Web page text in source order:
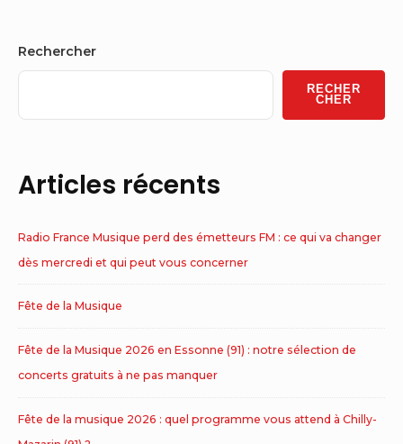
Sidebar
Widget
Area
Rechercher
RECHER
CHER
Articles récents
Radio France Musique perd des émetteurs FM : ce qui va changer
dès mercredi et qui peut vous concerner
Fête de la Musique
Fête de la Musique 2026 en Essonne (91) : notre sélection de
concerts gratuits à ne pas manquer
Fête de la musique 2026 : quel programme vous attend à Chilly-